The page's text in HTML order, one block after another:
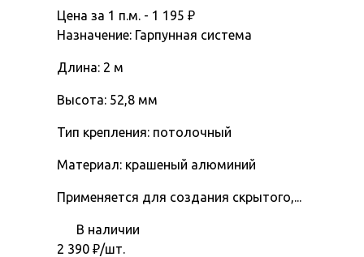
Цена за 1 п.м. - 1 195 ₽
Назначение: Гарпунная система
Длина: 2 м
Высота: 52,8 мм
Тип крепления: потолочный
Материал: крашеный алюминий
Применяется для создания скрытого,...
В наличии
2 390 ₽/шт.